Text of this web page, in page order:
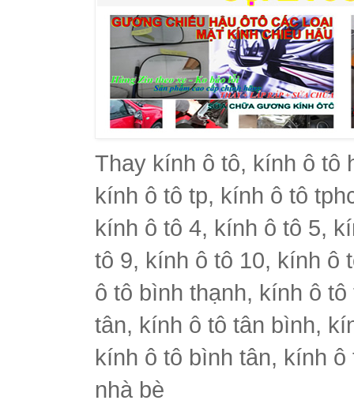
Thay kính ô tô, kính ô tô
kính ô tô tp, kính ô tô
kính ô tô 4, kính ô tô 5,
tô 9, kính ô tô 10, kính ô
ô tô bình thạnh, kính ô
tân, kính ô tô tân bình,
kính ô tô bình tân, kính
nhà bè